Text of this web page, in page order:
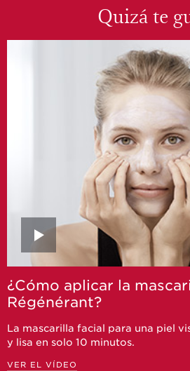
Quizá te
¿Cómo aplicar la
Régénérant?
La mascarilla facial para una piel
y lisa en solo 10 minutos.
VER EL VÍDEO